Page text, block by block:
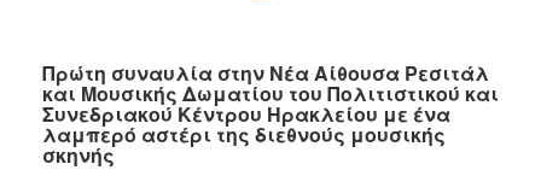
2022
2021
2020
Πρώτη συναυλία στην Νέα Αίθουσα Ρεσιτάλ
και Μουσικής Δωματίου του Πολιτιστικού και
Συνεδριακού Κέντρου Ηρακλείου με ένα
λαμπερό αστέρι της διεθνούς μουσικής
σκηνής